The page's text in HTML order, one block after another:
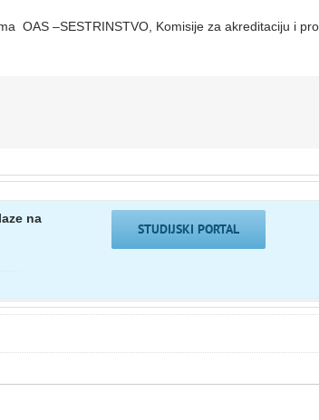
OAS –SESTRINSTVO, Komisije za akreditaciju i
na
STUDIJSKI PORTAL